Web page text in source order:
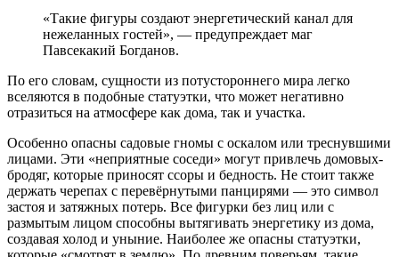
«Такие фигуры создают энергетический канал для
нежеланных гостей», — предупреждает маг
Павсекакий Богданов.
По его словам, сущности из потустороннего мира легко
вселяются в подобные статуэтки, что может негативно
отразиться на атмосфере как дома, так и участка.
Особенно опасны садовые гномы с оскалом или треснувшими
лицами. Эти «неприятные соседи» могут привлечь домовых-
бродяг, которые приносят ссоры и бедность. Не стоит также
держать черепах с перевёрнутыми панцирями — это символ
застоя и затяжных потерь. Все фигурки без лиц или с
размытым лицом способны вытягивать энергетику из дома,
создавая холод и уныние. Наиболее же опасны статуэтки,